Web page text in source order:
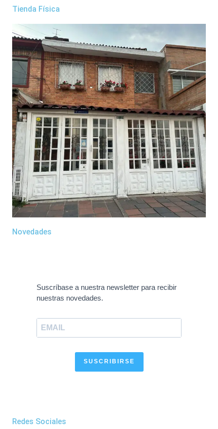
Tienda Física
Novedades
Suscríbase a nuestra newsletter para recibir
nuestras novedades.
SUSCRIBIRSE
Redes Sociales